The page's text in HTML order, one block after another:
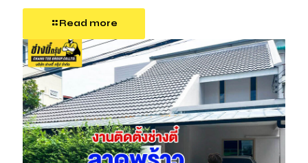
Read more